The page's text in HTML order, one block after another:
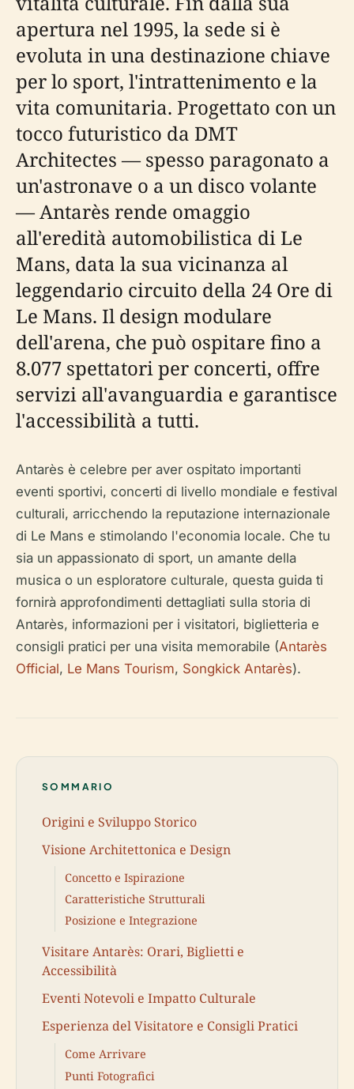
apertura nel 1995, la sede si è
evoluta in una destinazione chiave
per lo sport, l'intrattenimento e la
vita comunitaria. Progettato con un
tocco futuristico da DMT
Architectes — spesso paragonato a
un'astronave o a un disco volante
— Antarès rende omaggio
all'eredità automobilistica di Le
Mans, data la sua vicinanza al
leggendario circuito della 24 Ore di
Le Mans. Il design modulare
dell'arena, che può ospitare fino a
8.077 spettatori per concerti, offre
servizi all'avanguardia e garantisce
l'accessibilità a tutti.
Antarès è celebre per aver ospitato importanti
eventi sportivi, concerti di livello mondiale e festival
culturali, arricchendo la reputazione internazionale
di Le Mans e stimolando l'economia locale. Che tu
sia un appassionato di sport, un amante della
musica o un esploratore culturale, questa guida ti
fornirà approfondimenti dettagliati sulla storia di
Antarès, informazioni per i visitatori, biglietteria e
consigli pratici per una visita memorabile (Antarès
Official, Le Mans Tourism, Songkick Antarès).
SOMMARIO
Origini e Sviluppo Storico
Visione Architettonica e Design
Concetto e Ispirazione
Caratteristiche Strutturali
Posizione e Integrazione
Visitare Antarès: Orari, Biglietti e
Accessibilità
Eventi Notevoli e Impatto Culturale
Esperienza del Visitatore e Consigli Pratici
Come Arrivare
Punti Fotografici